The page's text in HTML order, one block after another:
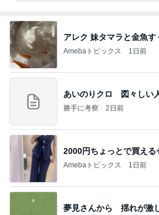
アレク 妹タマラと金魚す
Amebaトピックス 1日前
あいのりクロ 図々しい
勝手に考察 2日前
2000円ちょっとで買える
Amebaトピックス 1日前
夢見さんから 揺れが激